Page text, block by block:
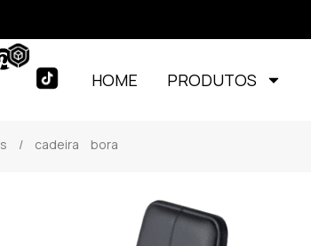
HOME PRODUTOS
/ cadeira bora